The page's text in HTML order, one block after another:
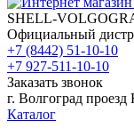
SHELL-
Официальный
+7 (8442) 51-10-10
+7 927-511-10-10
Заказать звонок
г. Волгоград
Каталог